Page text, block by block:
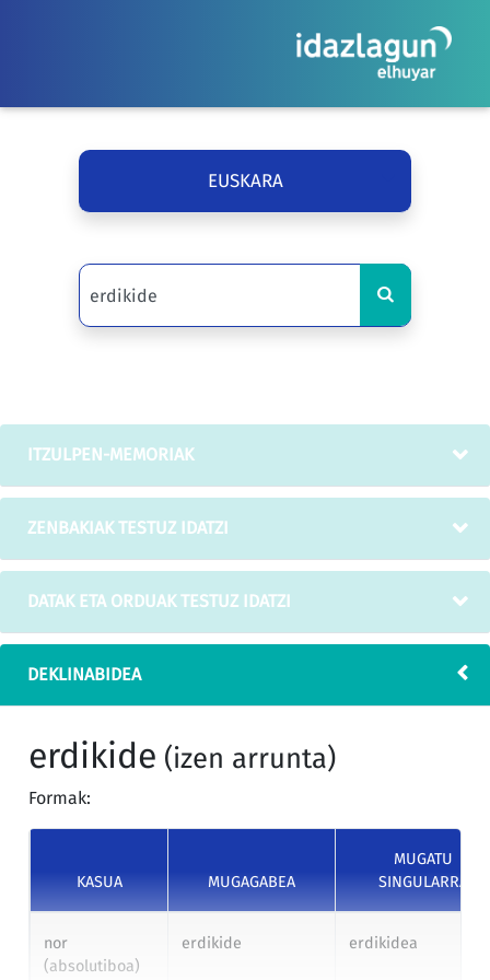
EUSKARA
ITZULPEN-MEMORIAK
ZENBAKIAK TESTUZ IDATZI
DATAK ETA ORDUAK TESTUZ IDATZI
DEKLINABIDEA
erdikide (izen arrunta)
Formak:
KASUA MUGAGABEA
MUGATU
SINGULARRA
nor
(absolutiboa)
erdikide erdikidea